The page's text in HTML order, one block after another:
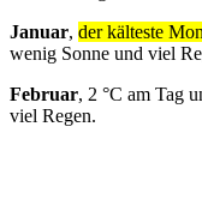
Januar, der kälteste
wenig Sonne und viel
Februar, 2 °C am Tag
viel Regen.